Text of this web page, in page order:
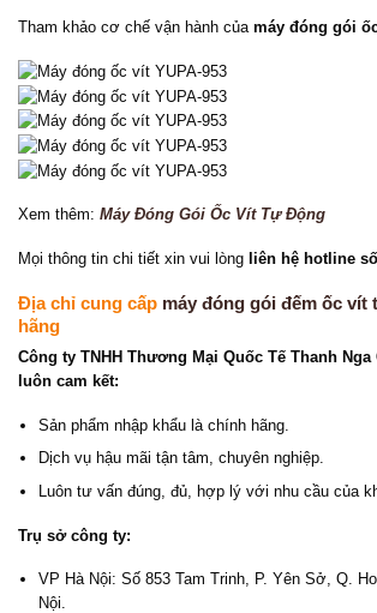
Tham khảo cơ chế vận hành của máy đóng gói
Xem thêm: Máy Đóng Gói Ốc Vít Tự Động
Mọi thông tin chi tiết xin vui lòng liên hệ hotline số
Địa chỉ cung cấp máy đóng gói đếm ốc vít
hãng
Công ty TNHH Thương Mại Quốc Tế Thanh
luôn cam kết:
Sản phẩm nhập khẩu là chính hãng.
Dịch vụ hậu mãi tận tâm, chuyên nghiệp.
Luôn tư vấn đúng, đủ, hợp lý với nhu cầu của
Trụ sở công ty:
VP Hà Nội: Số 853 Tam Trinh, P. Yên Sở, Q.
Nội.